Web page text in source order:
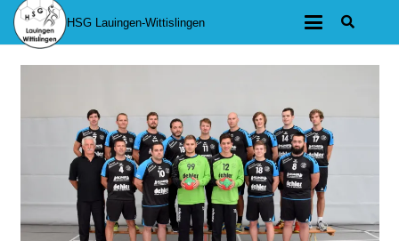
HSG Lauingen-Wittislingen